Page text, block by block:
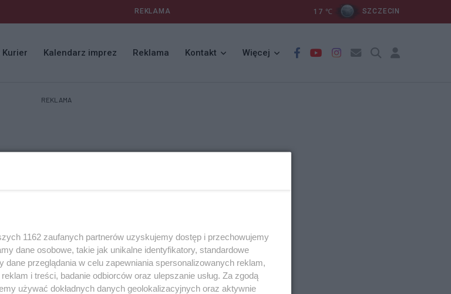
REKLAMA 17 ℃ SZCZECIN
Kurier Kalendarz imprez Reklama Kontakt Więcej
REKLAMA
1162 zaufanych partnerów uzyskujemy dostęp i przechowujemy
dane osobowe, takie jak unikalne identyfikatory, standardowe
dane przeglądania w celu zapewniania spersonalizowanych reklam,
i treści, badanie odbiorców oraz ulepszanie usług. Za zgodą
używać dokładnych danych geolokalizacyjnych oraz aktywnie